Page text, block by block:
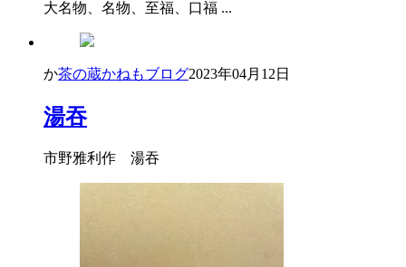
大名物、名物、至福、口福 ...
か茶の蔵かねもブログ2023年04月12日
湯吞
市野雅利作 湯吞